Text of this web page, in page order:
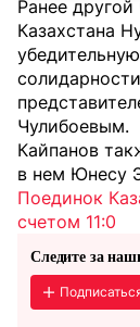
Ранее
Казахстана
Чулибоевым.
Кайпанов
в нем Юнесу
Поединок
счетом 11:0
Следите за